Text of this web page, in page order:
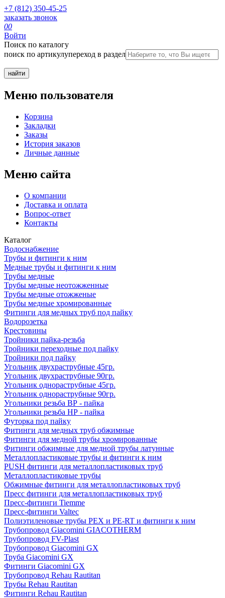
+7 (812) 350-45-25
заказать звонок
00
Войти
Поиск по каталогу
поиск по артикулупереход в раздел
Меню пользователя
Корзина
Закладки
Заказы
История заказов
Личные данные
Меню сайта
О компании
Доставка и оплата
Вопрос-ответ
Контакты
Каталог
Водоснабжение
Трубы и фитинги к ним
Медные трубы и фитинги к ним
Трубы медные
Трубы медные неотожженные
Трубы медные отожженые
Трубы медные хромированные
Фитинги для медных труб под пайку
Водорозетка
Крестовины
Тройники пайка-резьба
Тройники переходные под пайку
Тройники под пайку
Угольник двухраструбные 45гр.
Угольник двухраструбные 90гр.
Угольник однораструбные 45гр.
Угольник однораструбные 90гр.
Угольники резьба ВР - пайка
Угольники резьба НР - пайка
Футорка под пайку
Фитинги для медных труб обжимные
Фитинги для медной трубы хромированные
Фитинги обжимные для медной трубы латунные
Металлопластиковые трубы и фитинги к ним
PUSH фитинги для металлопластиковых труб
Металлопластиковые трубы
Обжимные фитинги для металлопластиковых труб
Пресс фитинги для металлопластиковых труб
Пресс-фитинги Tiemme
Пресс-фитинги Valtec
Полиэтиленовые трубы PEX и PE-RT и фитинги к ним
Трубопровод Giacomini GIACOTHERM
Трубопровод FV-Plast
Трубопровод Giacomini GX
Труба Giacomini GX
Фитинги Giacomini GX
Трубопровод Rehau Rautitan
Трубы Rehau Rautitan
Фитинги Rehau Rautitan